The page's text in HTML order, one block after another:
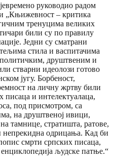
руководио радом
„Књижевност – критика
тренуцима великих
били су по правилу
Једни су сматрани
стила и васпитачима
друштвеним и
стварни идеолози готово
југу. Борбеност,
на личну жртву били
писаца и интелектуалаца,
под присмотром, са
на друштвеној ивици,
тамнице, стратишта, ратове,
непрекидна одрицања. Кад би
смрти српских писаца,
људске патње.“